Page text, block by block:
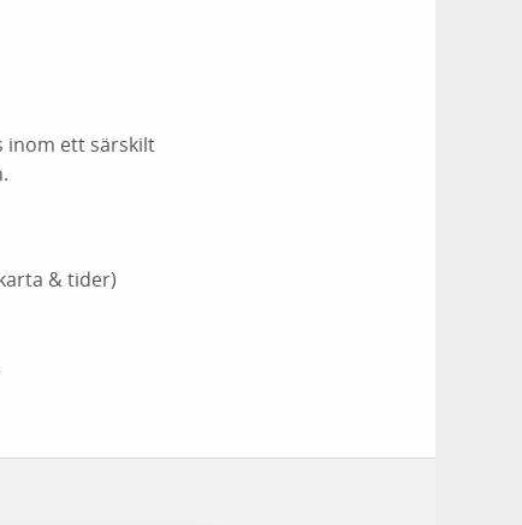
inom ett särskilt
& tider)